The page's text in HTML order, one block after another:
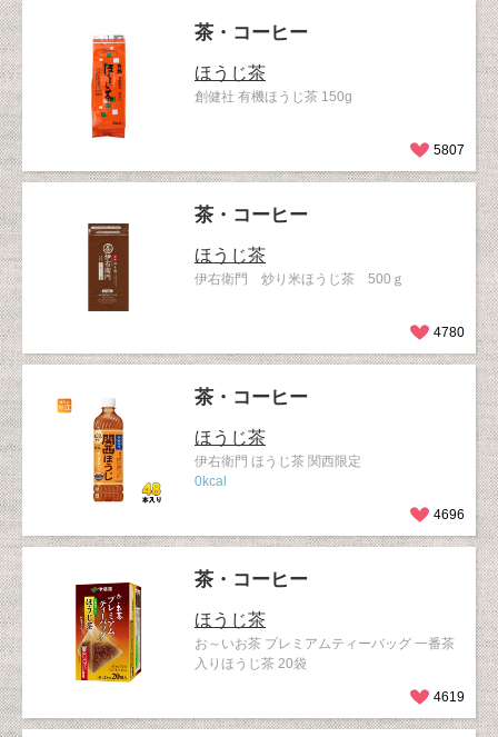
茶・コーヒー
ほうじ茶
創健社 有機ほうじ茶 150g
5807
茶・コーヒー
ほうじ茶
伊右衛門 炒り米ほうじ茶 500ｇ
4780
茶・コーヒー
ほうじ茶
伊右衛門 ほうじ茶 関西限定
0kcal
4696
茶・コーヒー
ほうじ茶
お～いお茶 プレミアムティーバッグ 一番茶
入りほうじ茶 20袋
4619